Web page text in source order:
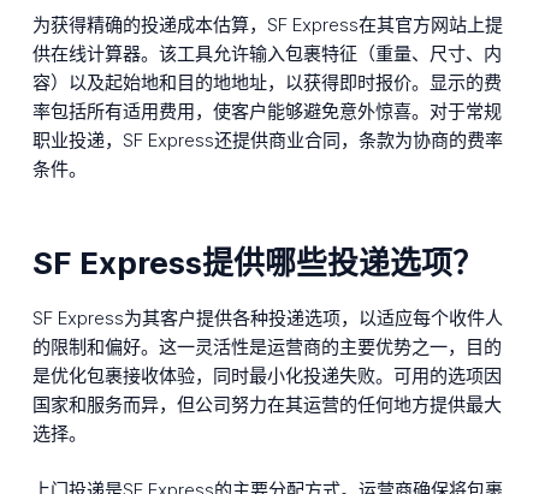
为获得精确的投递成本估算，SF Express在其官方网站上提
供在线计算器。该工具允许输入包裹特征（重量、尺寸、内
容）以及起始地和目的地地址，以获得即时报价。显示的费
率包括所有适用费用，使客户能够避免意外惊喜。对于常规
职业投递，SF Express还提供商业合同，条款为协商的费率
条件。
SF Express提供哪些投递选项？
SF Express为其客户提供各种投递选项，以适应每个收件人
的限制和偏好。这一灵活性是运营商的主要优势之一，目的
是优化包裹接收体验，同时最小化投递失败。可用的选项因
国家和服务而异，但公司努力在其运营的任何地方提供最大
选择。